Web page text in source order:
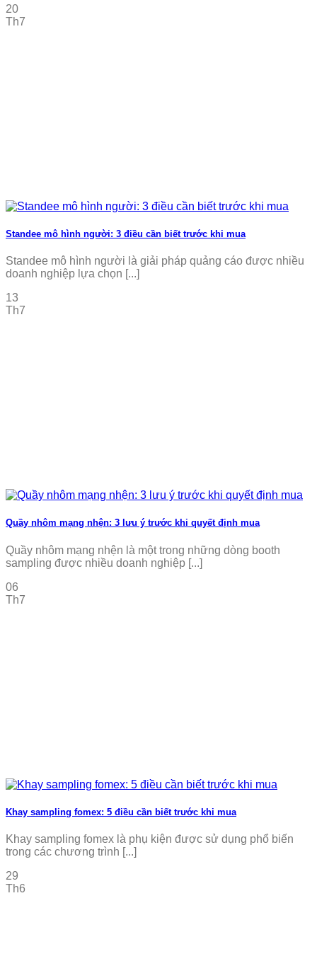
20
Th7
Standee mô hình người: 3 điều cần biết trước khi mua
Standee mô hình người là giải pháp quảng cáo được nhiều
doanh nghiệp lựa chọn [...]
13
Th7
Quầy nhôm mạng nhện: 3 lưu ý trước khi quyết định mua
Quầy nhôm mạng nhện là một trong những dòng booth
sampling được nhiều doanh nghiệp [...]
06
Th7
Khay sampling fomex: 5 điều cần biết trước khi mua
Khay sampling fomex là phụ kiện được sử dụng phổ biến
trong các chương trình [...]
29
Th6